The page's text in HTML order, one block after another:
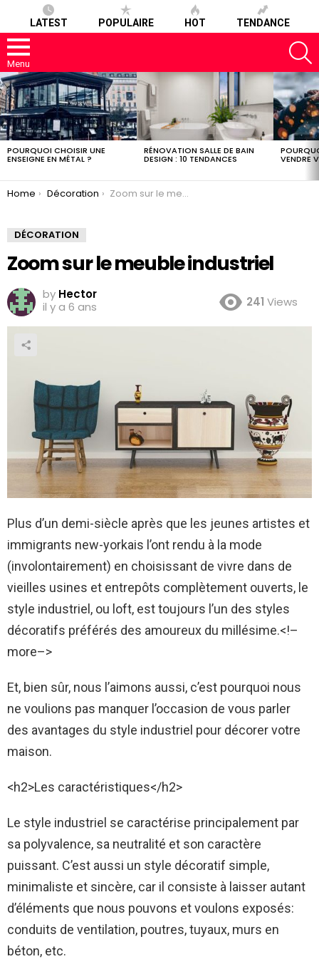
LATEST POPULAIRE HOT TENDANCE
Menu
LATEST
STORIES
POURQUOI CHOISIR UNE
ENSEIGNE EN MÉTAL ?
RÉNOVATION SALLE DE BAIN
DESIGN : 10 TENDANCES VENDRE
You are here:
Home Décoration Zoom sur le meuble industriel
DÉCORATION
Zoom sur le meuble industriel
by Hector
il y a 6 ans
241 Views
Plus d’un demi-siècle après que les jeunes artistes et
immigrants new-yorkais l’ont rendu à la mode
(involontairement) en choisissant de vivre dans de
vieilles usines et entrepôts complètement ouverts, le
style industriel, ou loft, est toujours l’un des styles
décoratifs préférés des amoureux du millésime.<!–
more–>
Et, bien sûr, nous l’aimons aussi, c’est pourquoi nous
ne voulions pas manquer l’occasion de vous parler
des avantages du style industriel pour décorer votre
maison.
<h2>Les caractéristiques</h2>
Le style industriel se caractérise principalement par
sa polyvalence, sa neutralité et son caractère
puissant. C’est aussi un style décoratif simple,
minimaliste et sincère, car il consiste à laisser autant
d’éléments que nous pouvons et voulons exposés:
conduits de ventilation, poutres, tuyaux, murs en
béton, etc.